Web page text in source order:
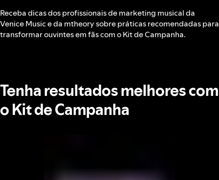
Receba dicas dos profissionais de marketing musical da
Venice Music e da mtheory sobre práticas recomendadas para
transformar ouvintes em fãs com o Kit de Campanha.
Tenha resultados melhores com
o Kit de Campanha